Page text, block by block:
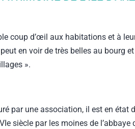
coup d’œil aux habitations et à
en voir de très belles au bourg
».
par une association, il est en
siècle par les moines de